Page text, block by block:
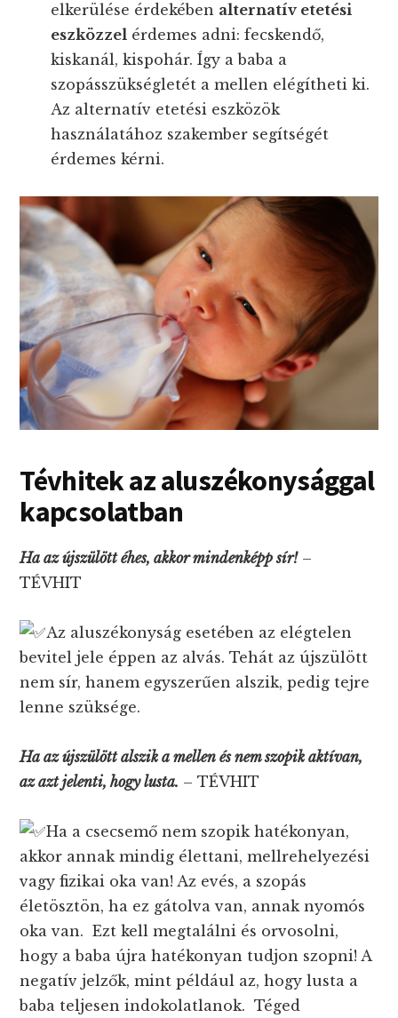
elkerülése érdekében alternatív etetési
eszközzel érdemes adni: fecskendő,
kiskanál, kispohár. Így a baba a
szopásszükségletét a mellen elégítheti ki.
Az alternatív etetési eszközök
használatához szakember segítségét
érdemes kérni.
Tévhitek az aluszékonysággal
kapcsolatban
Ha az újszülött éhes, akkor mindenképp sír!–
TÉVHIT
Az aluszékonyság esetében az elégtelen
bevitel jele éppen az alvás. Tehát az újszülött
nem sír, hanem egyszerűen alszik, pedig tejre
lenne szüksége.
Ha az újszülött alszik a mellen és nem szopik aktívan,
az azt jelenti, hogy lusta. – TÉVHIT
Ha a csecsemő nem szopik hatékonyan,
akkor annak mindig élettani, mellrehelyezési
vagy fizikai oka van! Az evés, a szopás
életösztön, ha ez gátolva van, annak nyomós
oka van. Ezt kell megtalálni és orvosolni,
hogy a baba újra hatékonyan tudjon szopni! A
negatív jelzők, mint például az, hogy lusta a
baba teljesen indokolatlanok. Téged